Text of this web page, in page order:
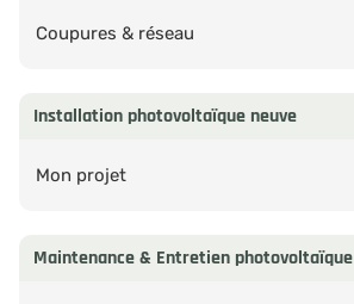
Coupures & réseau
Installation photovoltaïque neuve
Mon projet
Maintenance & Entretien photovoltaïque